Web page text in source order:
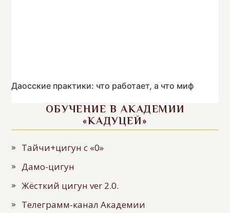
Даосские практики: что работает, а что миф
ОБУЧЕНИЕ В АКАДЕМИИ
«КАДУЦЕЙ»
Тайчи+цигун с «0»
Дамо-цигун
Жёсткий цигун ver 2.0.
Телеграмм-канал Академии